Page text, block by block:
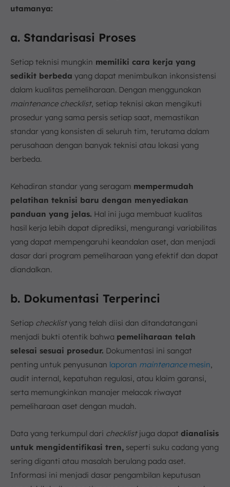
utamanya:
a. Standarisasi Proses
Setiap teknisi mungkin memiliki cara kerja yang
sedikit berbeda yang dapat menimbulkan inkonsistensi
dalam kualitas pemeliharaan. Dengan menggunakan
maintenance checklist, setiap teknisi akan mengikuti
prosedur yang sama persis setiap saat, memastikan
standar yang konsisten di seluruh tim, terutama dalam
perusahaan dengan banyak teknisi atau lokasi yang
berbeda.
Kehadiran standar yang seragam mempermudah
pelatihan teknisi baru dengan menyediakan
panduan yang jelas. Hal ini juga membuat kualitas
hasil kerja lebih dapat diprediksi, mengurangi variabilitas
yang dapat mempengaruhi keandalan aset, dan menjadi
dasar dari program pemeliharaan yang efektif dan dapat
diandalkan.
b. Dokumentasi Terperinci
Setiap checklistyang telah diisi dan ditandatangani
menjadi bukti otentik bahwa pemeliharaan telah
selesai sesuai prosedur. Dokumentasi ini sangat
penting untuk penyusunan laporan maintenancemesin,
audit internal, kepatuhan regulasi, atau klaim garansi,
serta memungkinkan manajer melacak riwayat
pemeliharaan aset dengan mudah.
Data yang terkumpul dari checklistjuga dapat dianalisis
untuk mengidentifikasi tren, seperti suku cadang yang
sering diganti atau masalah berulang pada aset.
Informasi ini menjadi dasar pengambilan keputusan